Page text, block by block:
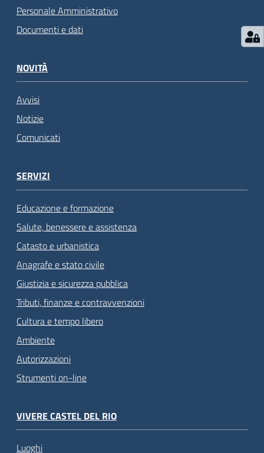
Personale Amministrativo
Documenti e dati
NOVITÀ
Avvisi
Notizie
Comunicati
SERVIZI
Educazione e formazione
Salute, benessere e assistenza
Catasto e urbanistica
Anagrafe e stato civile
Giustizia e sicurezza pubblica
Tributi, finanze e contravvenzioni
Cultura e tempo libero
Ambiente
Autorizzazioni
Strumenti on-line
VIVERE CASTEL DEL RIO
Luoghi